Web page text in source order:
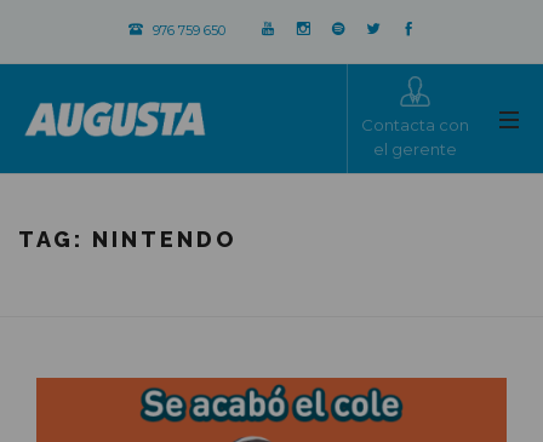
976 759 650
Contacta con
el gerente
TAG: NINTENDO